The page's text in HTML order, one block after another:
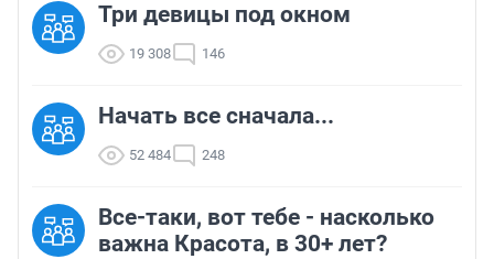
Три девицы под окном
19 308 146
Начать все сначала...
52 484 248
Все-таки, вот тебе - насколько
важна Красота, в 30+ лет?